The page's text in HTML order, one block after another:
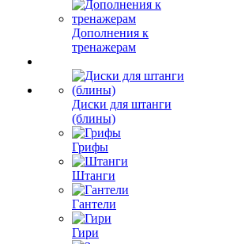
Дополнения к
тренажерам
Диски для штанги
(блины)
Грифы
Штанги
Гантели
Гири